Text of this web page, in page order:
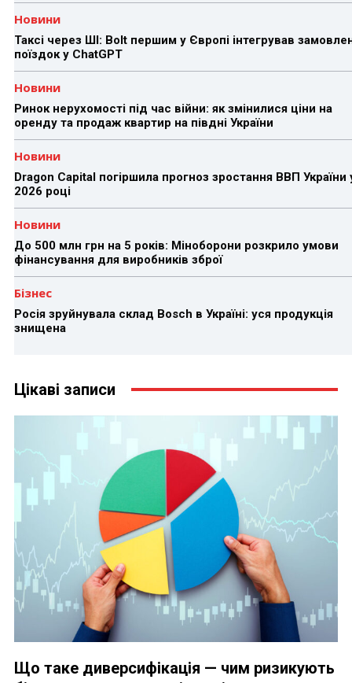
Новини
Таксі через ШІ: Bolt першим у Європі інтегрував
поїздок у ChatGPT
Новини
Ринок нерухомості під час війни: як змінилися ціни на
оренду та продаж квартир на півдні України
Новини
Dragon Capital погіршила прогноз зростання ВВП України
2026 році
Новини
До 500 млн грн на 5 років: Міноборони розкрило умови
фінансування для виробників зброї
Бізнес
Росія зруйнувала склад Bosch в Україні: уся продукція
знищена
Цікаві записи
Що таке диверсифікація — чим ризикують